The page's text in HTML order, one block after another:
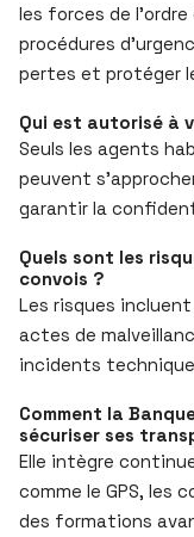
les forces de
procédures
pertes et protéger
Qui est autorisé à
Seuls les agents
peuvent
garantir la
Quels sont les
convois ?
Les risques
actes de
incidents
Comment la
sécuriser ses
Elle intègre
comme le GPS, les
des formations